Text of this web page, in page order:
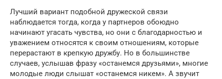
Лучший вариант подобной дружеской связи
наблюдается тогда, когда у партнеров обоюдно
начинают угасать чувства, но они с благодарностью и
уважением относятся к своим отношениям, которые
перерастают в крепкую дружбу. Но в большинстве
случаев, услышав фразу «останемся друзьями», многие
молодые люди слышат «останемся никем». А звучит